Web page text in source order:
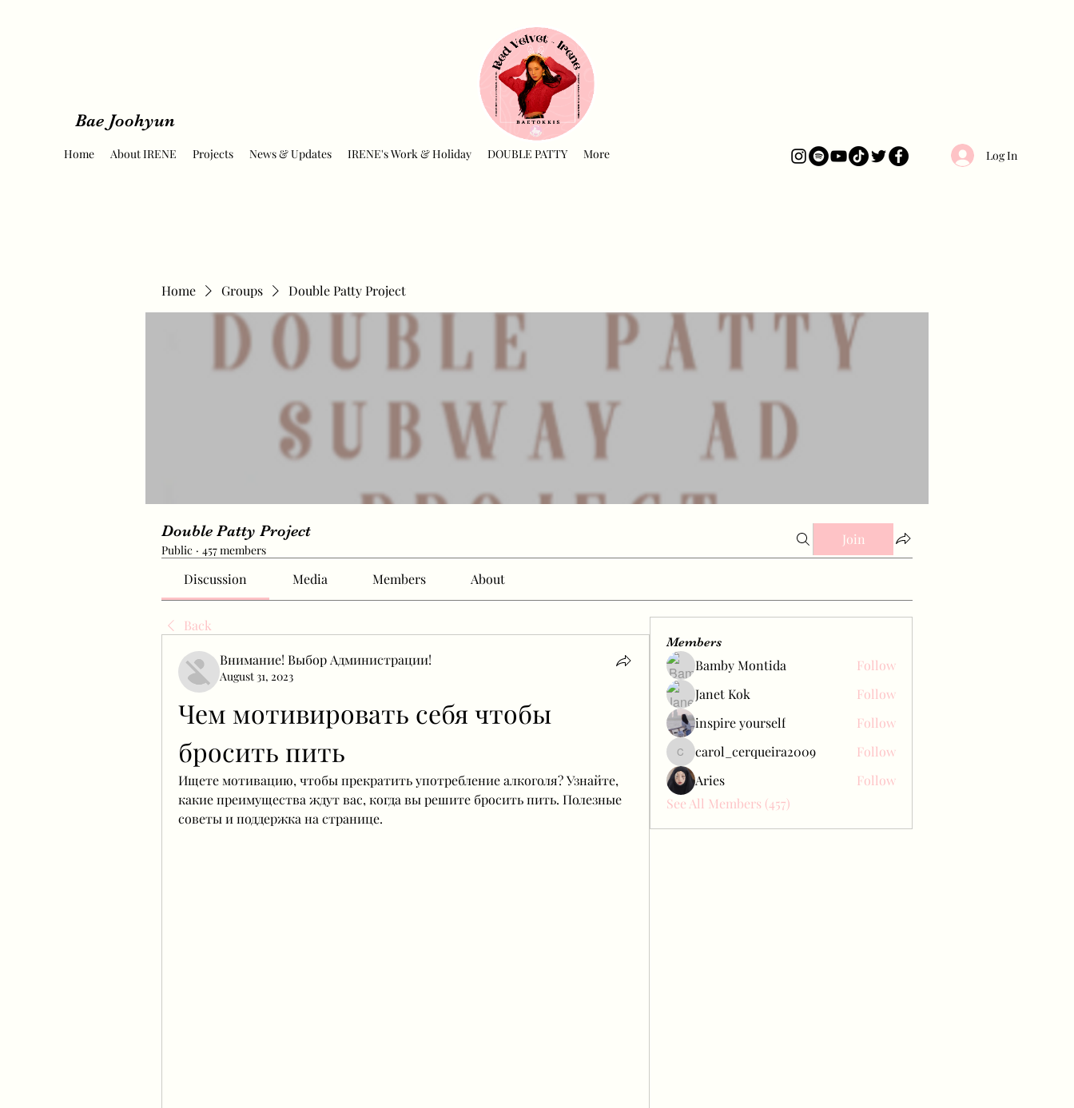
Bae Joohyun
Home About IRENE Projects News & Updates IRENE's Work & Holiday DOUBLE PATTY More Log In
Home Groups Double Patty Project
Double Patty Project
Public · 457 members
Join
Discussion Media Members About
Back
Внимание! Выбор Администрации!
August 31, 2023
Чем мотивировать себя чтобы
бросить пить
Ищете мотивацию, чтобы прекратить употребление алкоголя? Узнайте,
какие преимущества ждут вас, когда вы решите бросить пить. Полезные
советы и поддержка на странице.
Members
Bamby Montida
Follow
Janet Kok
Follow
inspire yourself
Follow
carol_cerqueira2009
carol_cerqueira2009
Follow
Aries
Follow
See All Members (457)